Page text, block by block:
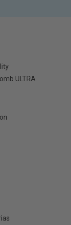
ULTRA